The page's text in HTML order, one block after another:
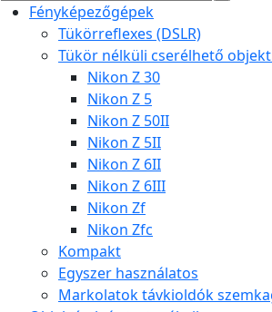
Fényképezőgépek
Tükörreflexes (DSLR)
Tükör nélküli cserélhető
Nikon Z 30
Nikon Z 5
Nikon Z 50II
Nikon Z 5II
Nikon Z 6II
Nikon Z 6III
Nikon Zf
Nikon Zfc
Kompakt
Egyszer használatos
Markolatok távkioldók